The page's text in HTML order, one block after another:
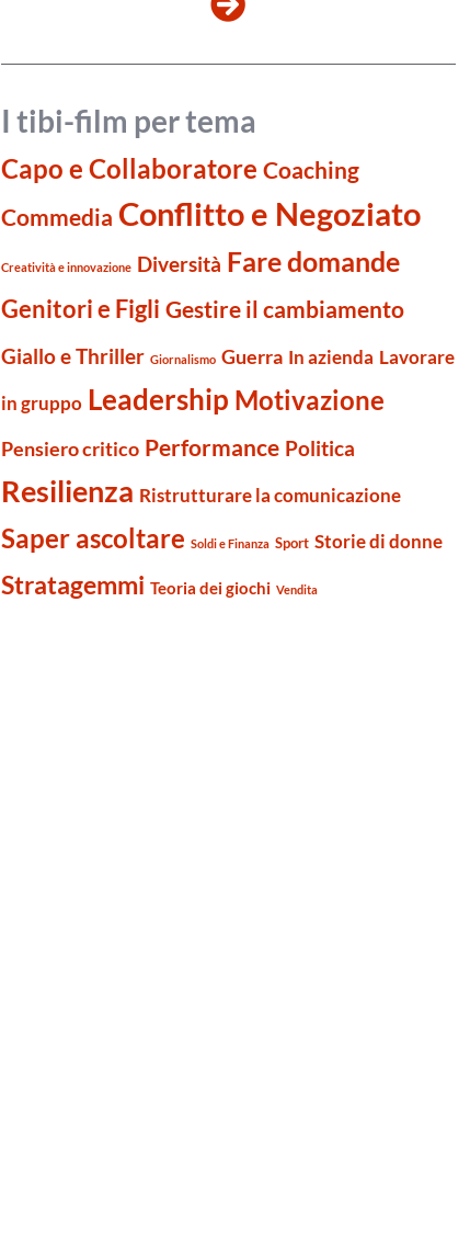
I tibi-film per tema
Capo e Collaboratore Coaching
Commedia Conflitto e Negoziato
Creatività e innovazione Diversità Fare domande
Genitori e Figli Gestire il cambiamento
Giallo e Thriller Giornalismo Guerra In azienda Lavorare
in gruppo Leadership Motivazione
Pensiero critico Performance Politica
Resilienza Ristrutturare la comunicazione
Saper ascoltare Soldi e Finanza Sport Storie di donne
Stratagemmi Teoria dei giochi Vendita